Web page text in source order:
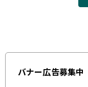
バナー広告募集中